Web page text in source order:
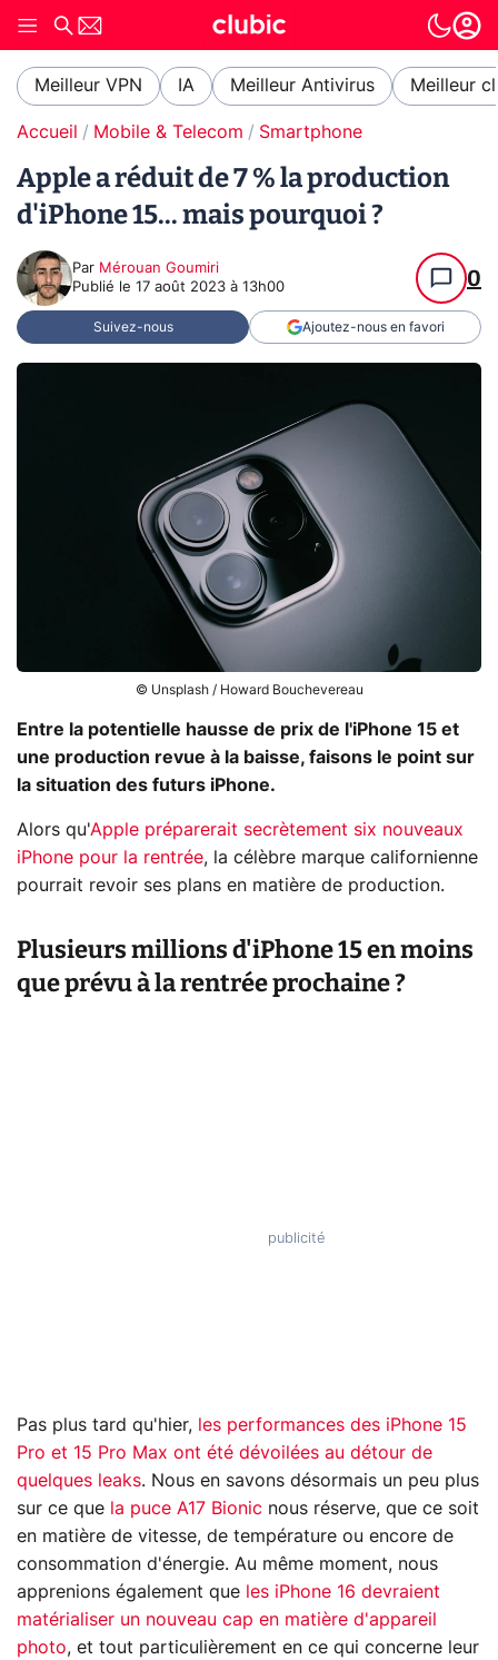
Meilleur VPN IA Meilleur Antivirus Meilleur
Accueil Mobile & Telecom Smartphone
Apple a réduit de 7 % la production
d'iPhone 15... mais pourquoi ?
Par Mérouan Goumiri
Publié le 17 août 2023 à 13h00 0
Suivez-nous Ajoutez-nous en favori
© Unsplash / Howard Bouchevereau
Entre la potentielle hausse de prix de l'iPhone 15 et
une production revue à la baisse, faisons le point sur
la situation des futurs iPhone.
Alors qu'Apple préparerait secrètement six nouveaux
iPhone pour la rentrée, la célèbre marque californienne
pourrait revoir ses plans en matière de production.
Plusieurs millions d'iPhone 15 en moins
que prévu à la rentrée prochaine ?
Pas plus tard qu'hier, les performances des iPhone 15
Pro et 15 Pro Max ont été dévoilées au détour de
quelques leaks. Nous en savons désormais un peu plus
sur ce que la puce A17 Bionic nous réserve, que ce soit
en matière de vitesse, de température ou encore de
consommation d'énergie. Au même moment, nous
apprenions également que les iPhone 16 devraient
matérialiser un nouveau cap en matière d'appareil
photo, et tout particulièrement en ce qui concerne leur